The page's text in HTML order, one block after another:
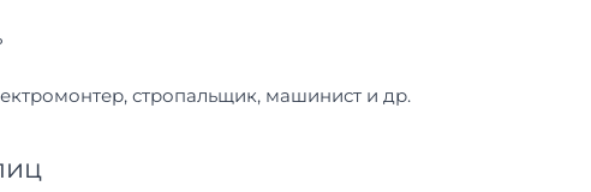
стропальщик, машинист и др.